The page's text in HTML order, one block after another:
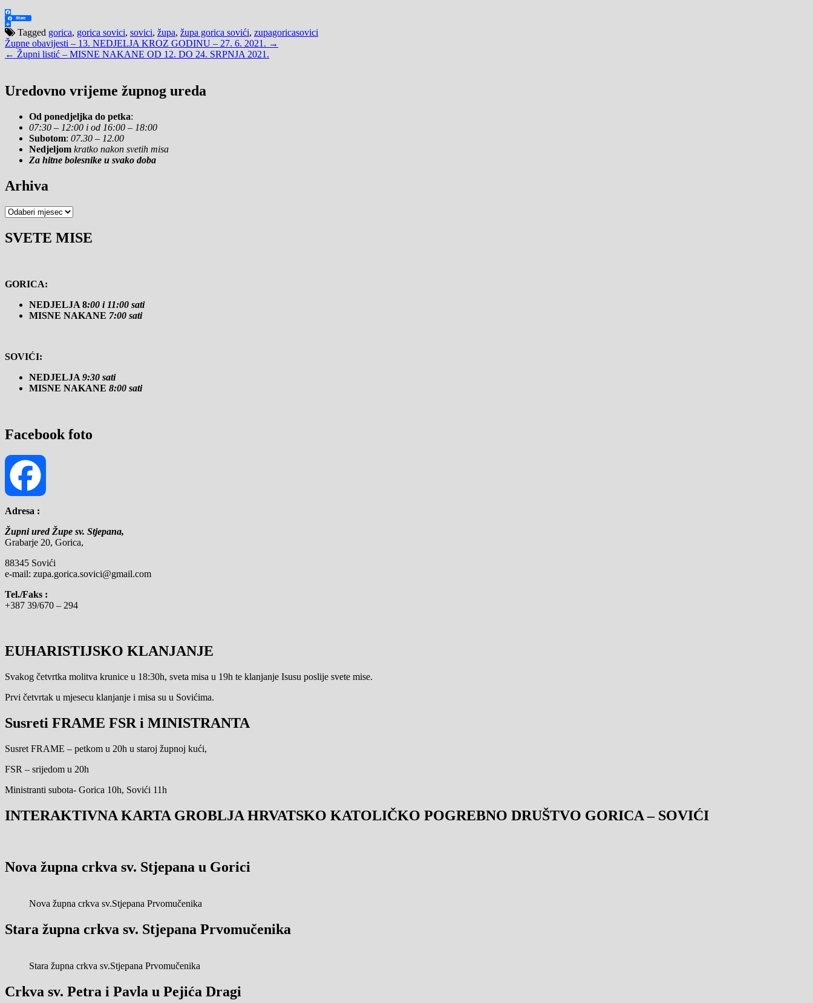
Facebook
Share
ShareTagged gorica, gorica sovici, sovici, župa, župa gorica sovići, zupagoricasovici
Navigacija
objava
Župne obavijesti – 13. NEDJELJA KROZ GODINU – 27. 6. 2021. →
← Župni listić – MISNE NAKANE OD 12. DO 24. SRPNJA 2021.
Uredovno vrijeme župnog ureda
Od ponedjeljka do petka:
07:30 – 12:00 i od 16:00 – 18:00
Subotom: 07.30 – 12.00
Nedjeljom kratko nakon svetih misa
Za hitne bolesnike u svako doba
Arhiva
Arhiva
SVETE MISE
GORICA:
NEDJELJA 8:00 i 11:00 sati
MISNE NAKANE 7:00 sati
SOVIĆI:
NEDJELJA 9:30 sati
MISNE NAKANE 8:00 sati
Facebook foto
Facebook
Adresa :
Župni ured Župe sv. Stjepana,
Grabarje 20, Gorica,
88345 Sovići
e-mail: zupa.gorica.sovici@gmail.com
Tel./Faks :
+387 39/670 – 294
EUHARISTIJSKO KLANJANJE
Svakog četvrtka molitva krunice u 18:30h, sveta misa u 19h te klanjanje Isusu poslije svete mise.
Prvi četvrtak u mjesecu klanjanje i misa su u Sovićima.
Susreti FRAME FSR i MINISTRANTA
Susret FRAME – petkom u 20h u staroj župnoj kući,
FSR – srijedom u 20h
Ministranti subota- Gorica 10h, Sovići 11h
INTERAKTIVNA KARTA GROBLJA HRVATSKO KATOLIČKO POGREBNO DRUŠTVO GORICA – SOVIĆI
Nova župna crkva sv. Stjepana u Gorici
Nova župna crkva sv.Stjepana Prvomučenika
Stara župna crkva sv. Stjepana Prvomučenika
Stara župna crkva sv.Stjepana Prvomučenika
Crkva sv. Petra i Pavla u Pejića Dragi